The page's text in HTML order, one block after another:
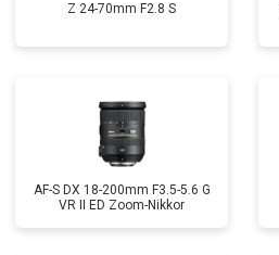
Z 24-70mm F2.8 S
AF-S DX 18-200mm F3.5-5.6 G
VR II ED Zoom-Nikkor